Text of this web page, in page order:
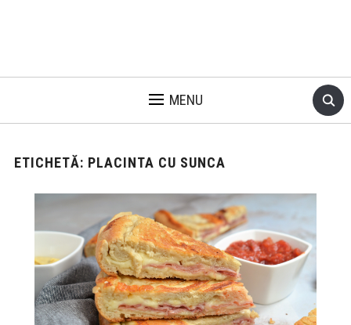
MENU
ETICHETĂ: PLACINTA CU SUNCA